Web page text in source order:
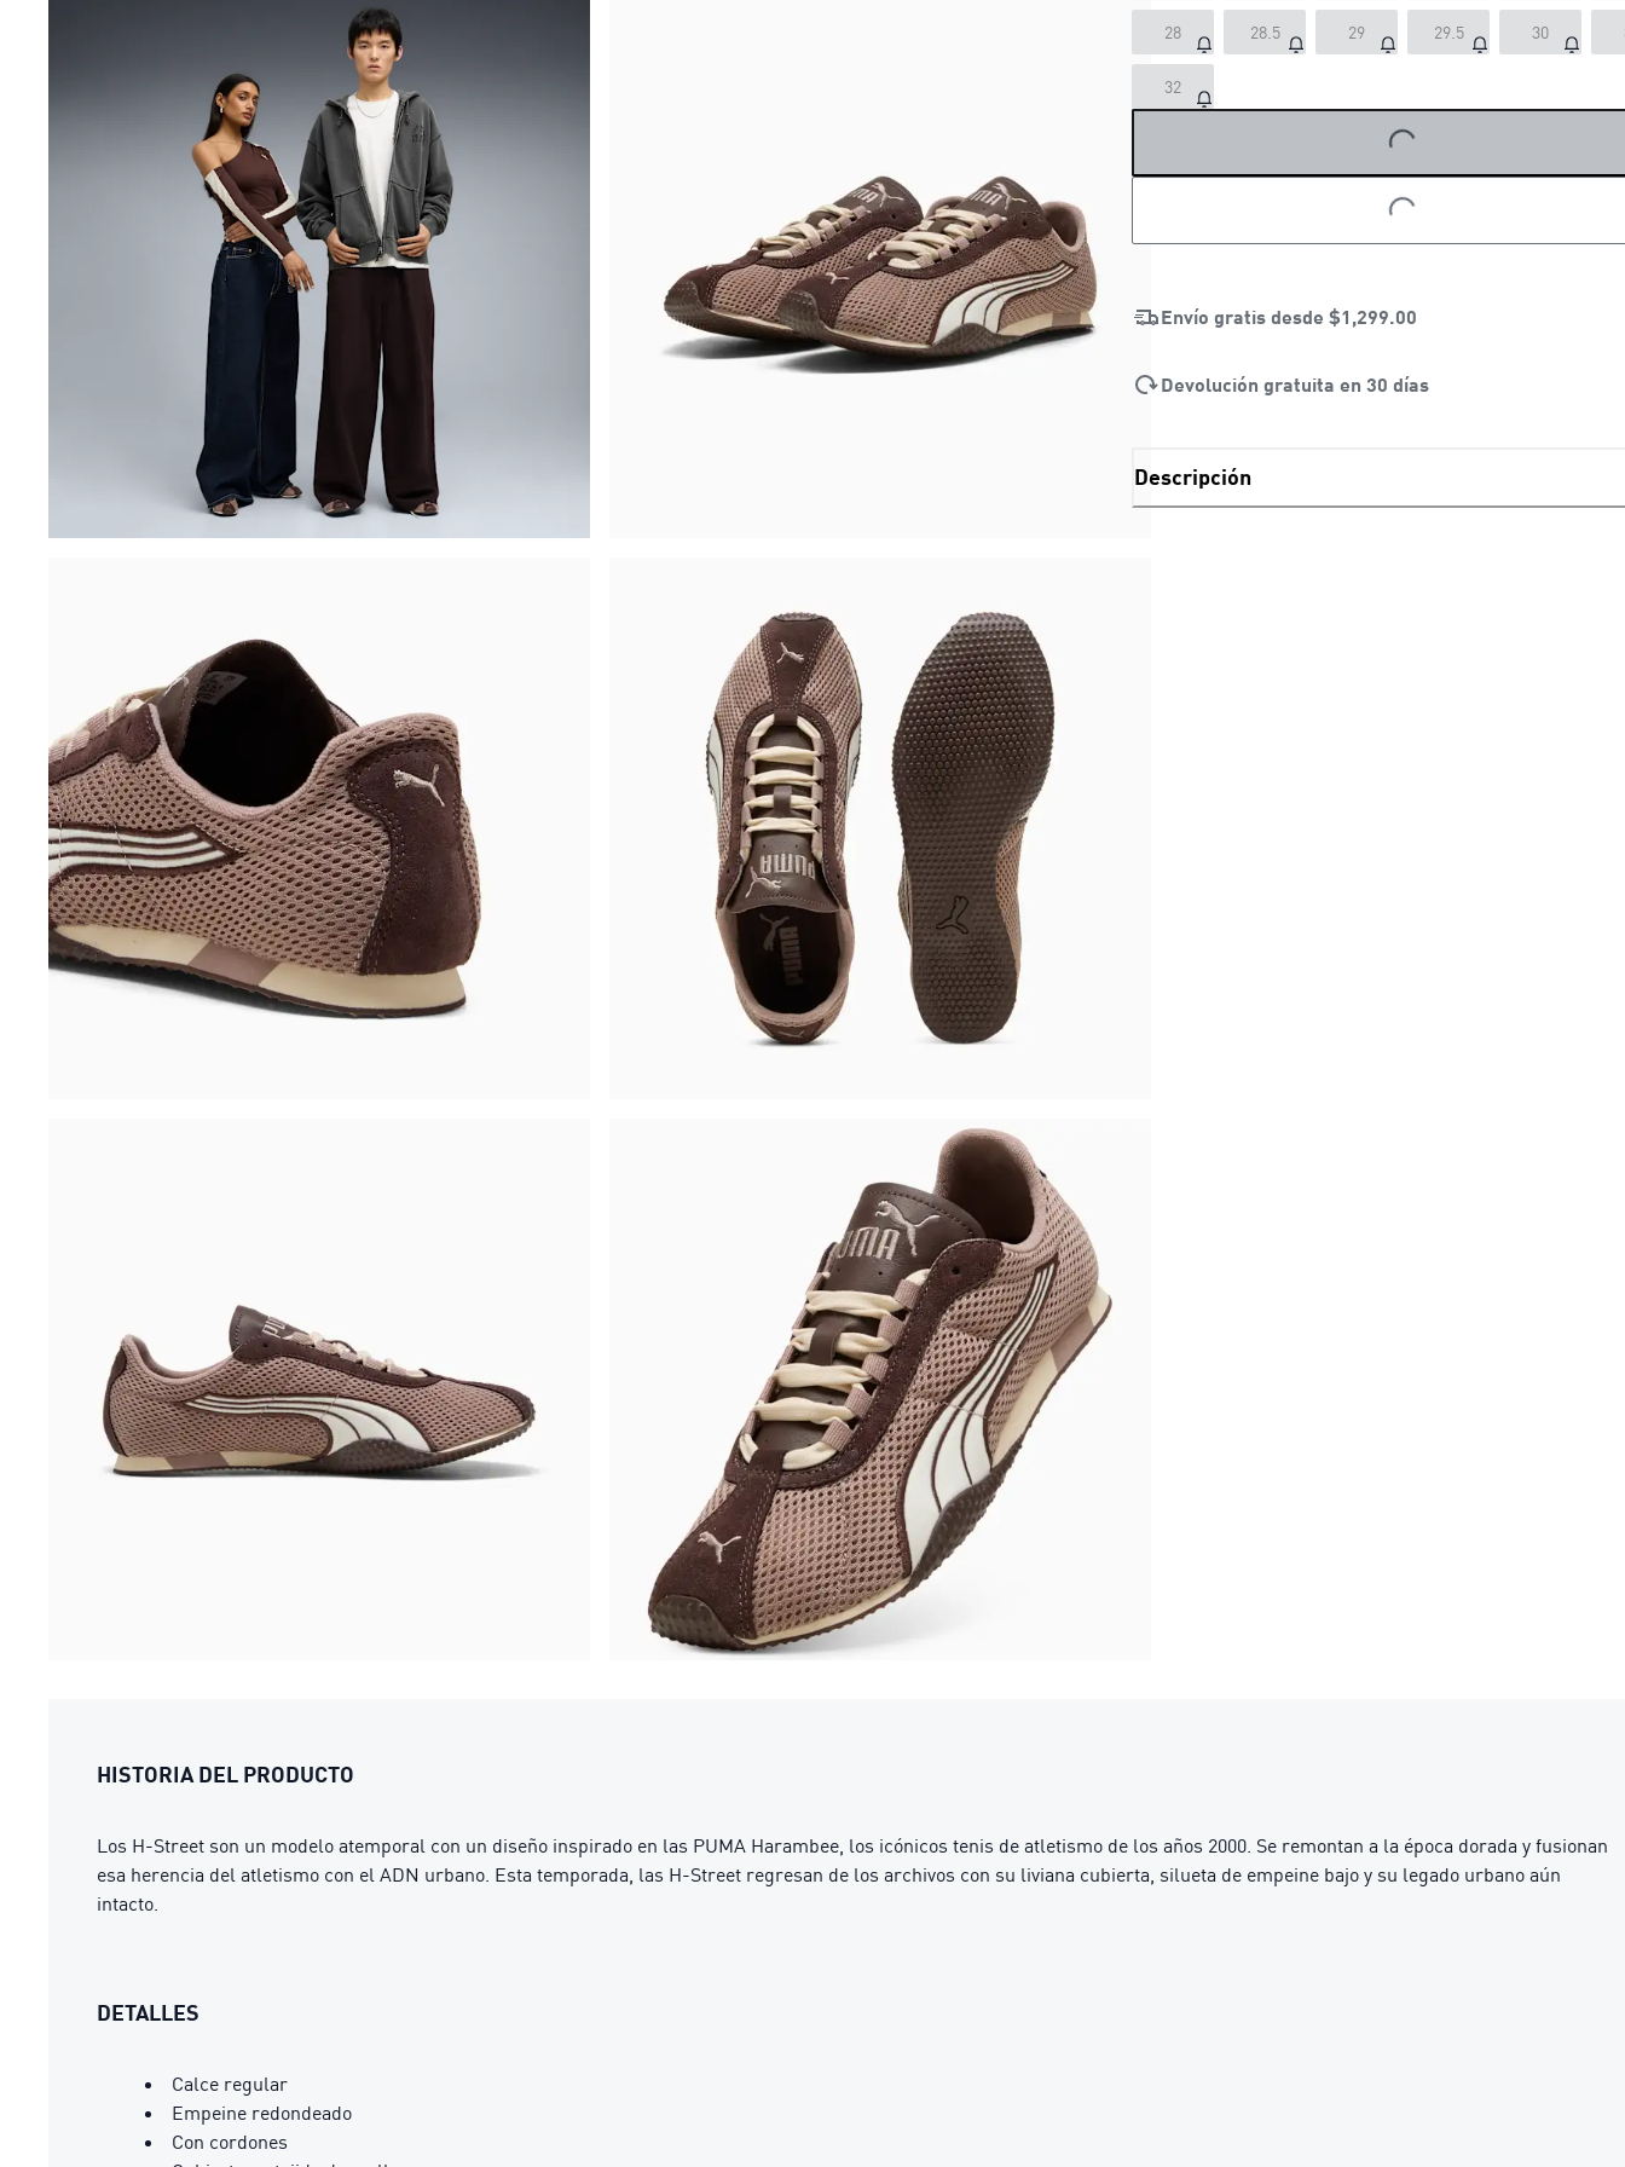
28 28.5 29 29.5 30
32
LOADING...
LOADING...
Envío gratis desde $1,299.00
Devolución gratuita en 30 días
Descripción
HISTORIA DEL PRODUCTO
Los H-Street son un modelo atemporal con un diseño inspirado en las PUMA Harambee, los icónicos tenis de atletismo de los años 2000. Se remontan a la época dorada y fusionan
esa herencia del atletismo con el ADN urbano. Esta temporada, las H-Street regresan de los archivos con su liviana cubierta, silueta de empeine bajo y su legado urbano aún
intacto.
DETALLES
Calce regular
Empeine redondeado
Con cordones